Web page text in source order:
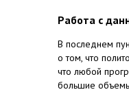
Работа с
В последнем
о том, что
что любой
большие